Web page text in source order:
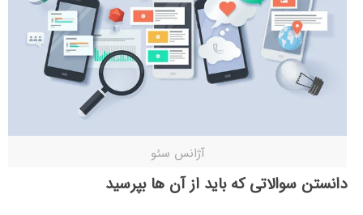
آژانس سئو
دانستن سوالاتی که باید از آن ها بپرسید